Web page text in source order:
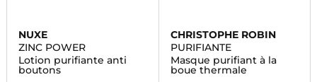
NUXE
ZINC POWER
Lotion purifiante anti
boutons
CHRISTOPHE ROBIN
PURIFIANTE
Masque purifiant à la
boue thermale